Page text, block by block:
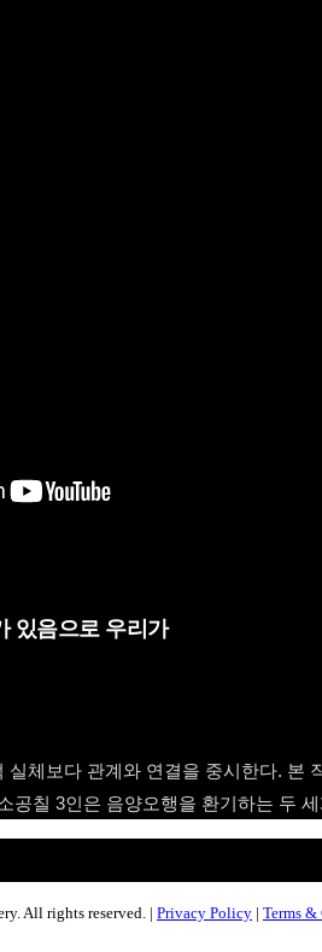
있음으로 우리가
실체보다 관계와 연결을 중시한다. 본
공칠 3인은 음양오행을 환기하는 두
All rights reserved. | Privacy Policy | Terms